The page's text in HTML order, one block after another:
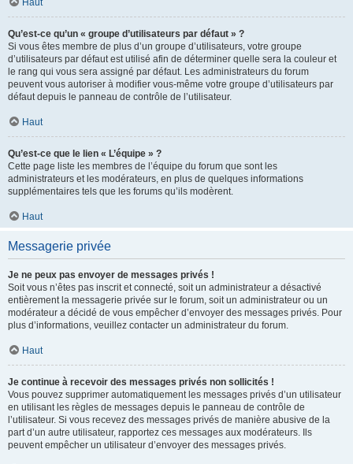
Haut
Qu’est-ce qu’un « groupe d’utilisateurs par défaut » ?
Si vous êtes membre de plus d’un groupe d’utilisateurs, votre groupe
d’utilisateurs par défaut est utilisé afin de déterminer quelle sera la couleur et
le rang qui vous sera assigné par défaut. Les administrateurs du forum
peuvent vous autoriser à modifier vous-même votre groupe d’utilisateurs par
défaut depuis le panneau de contrôle de l’utilisateur.
Haut
Qu’est-ce que le lien « L’équipe » ?
Cette page liste les membres de l’équipe du forum que sont les
administrateurs et les modérateurs, en plus de quelques informations
supplémentaires tels que les forums qu’ils modèrent.
Haut
Messagerie privée
Je ne peux pas envoyer de messages privés !
Soit vous n’êtes pas inscrit et connecté, soit un administrateur a désactivé
entièrement la messagerie privée sur le forum, soit un administrateur ou un
modérateur a décidé de vous empêcher d’envoyer des messages privés. Pour
plus d’informations, veuillez contacter un administrateur du forum.
Haut
Je continue à recevoir des messages privés non sollicités !
Vous pouvez supprimer automatiquement les messages privés d’un utilisateur
en utilisant les règles de messages depuis le panneau de contrôle de
l’utilisateur. Si vous recevez des messages privés de manière abusive de la
part d’un autre utilisateur, rapportez ces messages aux modérateurs. Ils
peuvent empêcher un utilisateur d’envoyer des messages privés.